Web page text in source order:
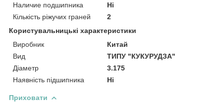
Наличие подшипника
Ні
Кількість ріжучих граней
2
Користувальницькі характеристики
Виробник
Китай
Вид
ТИПУ "КУКУРУДЗА"
Діаметр
3.175
Наявність підшипника
Ні
Приховати